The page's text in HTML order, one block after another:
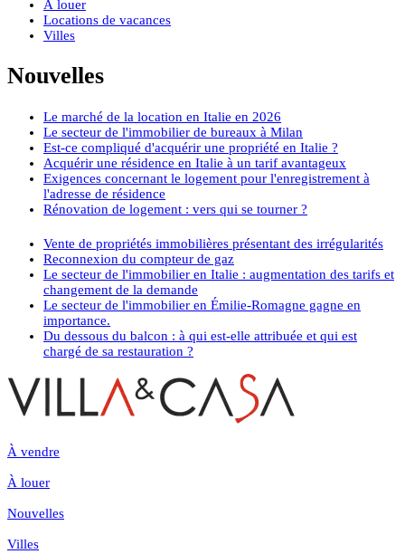
À louer
Locations de vacances
Villes
Nouvelles
Le marché de la location en Italie en 2026
Le secteur de l'immobilier de bureaux à Milan
Est-ce compliqué d'acquérir une propriété en Italie ?
Acquérir une résidence en Italie à un tarif avantageux
Exigences concernant le logement pour l'enregistrement à
l'adresse de résidence
Rénovation de logement : vers qui se tourner ?
Vente de propriétés immobilières présentant des irrégularités
Reconnexion du compteur de gaz
Le secteur de l'immobilier en Italie : augmentation des tarifs et
changement de la demande
Le secteur de l'immobilier en Émilie-Romagne gagne en
importance.
Du dessous du balcon : à qui est-elle attribuée et qui est
chargé de sa restauration ?
À vendre
À louer
Nouvelles
Villes